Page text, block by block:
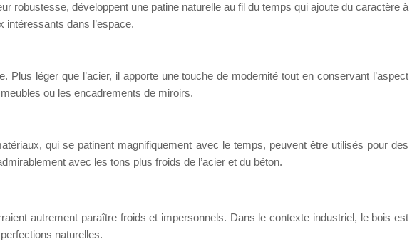
robustesse, développent une patine naturelle au fil du temps qui ajoute du caractère à
dans l’espace.
léger que l’acier, il apporte une touche de modernité tout en conservant l’aspect
ou les encadrements de miroirs.
qui se patinent magnifiquement avec le temps, peuvent être utilisés pour des
avec les tons plus froids de l’acier et du béton.
autrement paraître froids et impersonnels. Dans le contexte industriel, le bois est
naturelles.